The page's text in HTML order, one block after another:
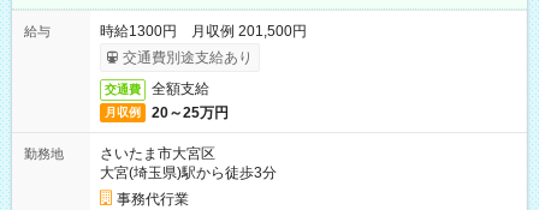
給与
時給1300円 月収例 201,500円
交通費別途支給あり
交通費 全額支給
月収例 20～25万円
勤務地
さいたま市大宮区
大宮(埼玉県)駅から徒歩3分
事務代行業